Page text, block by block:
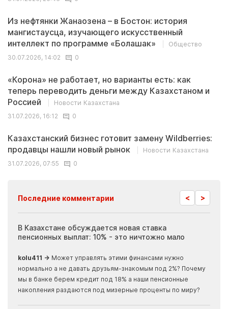
Из нефтянки Жанаозена – в Бостон: история
мангистаусца, изучающего искусственный
интеллект по программе «Болашак»
Общество
30.07.2026, 14:02
0
«Корона» не работает, но варианты есть: как
теперь переводить деньги между Казахстаном и
Россией
Новости Казахстана
31.07.2026, 16:12
0
Казахстанский бизнес готовит замену Wildberries:
продавцы нашли новый рынок
Новости Казахстана
31.07.2026, 07:55
0
Последние комментарии < >
В Казахстане обсуждается новая ставка
пенсионных выплат: 10% - это ничтожно мало
kolu411 → Может управлять этими финансами нужно
нормально а не давать друзьям-знакомым под 2%? Почему
мы в банке берем кредит под 18% а наши пенсионные
накопления раздаются под мизерные проценты по миру?